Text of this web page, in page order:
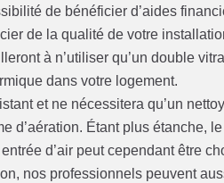
de bénéficier d’aides
de la qualité de votre
à n’utiliser qu’un double
dans votre logement.
et ne nécessitera qu’un
d’aération. Étant plus étanche,
d’air peut cependant être
nos professionnels peuvent